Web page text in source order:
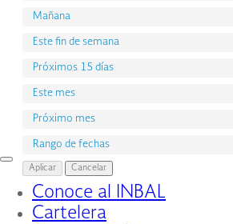
Interruptor
de
Navegación
Conoce al INBAL
Cartelera
Mañana
Este fin de semana
Próximos 15 días
Este mes
Próximo mes
Rango de fechas
Aplicar Cancelar